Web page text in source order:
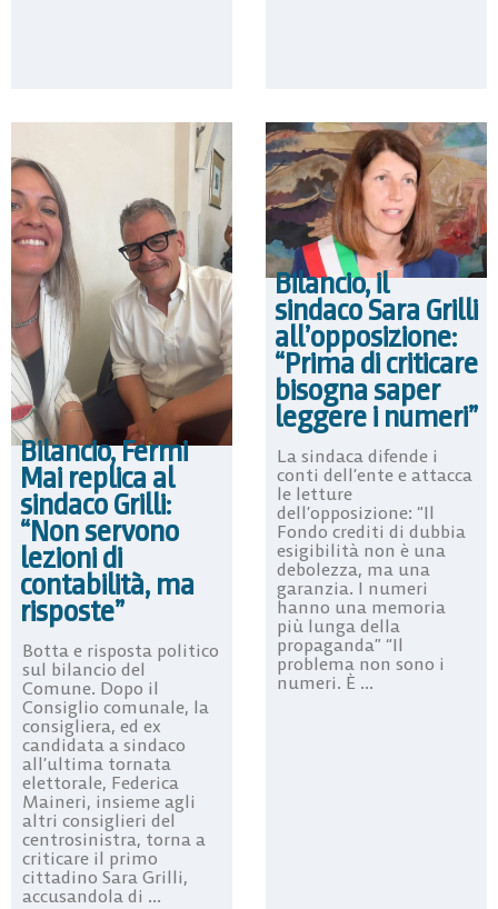
Bilancio, Fermi
Mai replica al
sindaco Grilli:
“Non servono
lezioni di
contabilità, ma
risposte”
Botta e risposta politico
sul bilancio del
Comune. Dopo il
Consiglio comunale, la
consigliera, ed ex
candidata a sindaco
all’ultima tornata
elettorale, Federica
Maineri, insieme agli
altri consiglieri del
centrosinistra, torna a
criticare il primo
cittadino Sara Grilli,
accusandola di ...
Bilancio, il
sindaco Sara Grilli
all’opposizione:
“Prima di criticare
bisogna saper
leggere i numeri”
La sindaca difende i
conti dell’ente e attacca
le letture
dell’opposizione: “Il
Fondo crediti di dubbia
esigibilità non è una
debolezza, ma una
garanzia. I numeri
hanno una memoria
più lunga della
propaganda” “Il
problema non sono i
numeri. È ...